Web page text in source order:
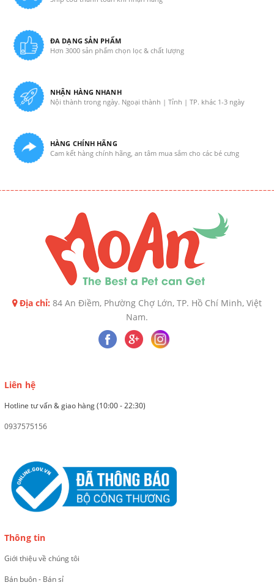
ĐA DẠNG SẢN PHẨM
Hơn 3000 sản phẩm chọn lọc & chất lượng
NHẬN HÀNG NHANH
Nội thành trong ngày. Ngoại thành | Tỉnh | TP. khác 1-3 ngày
HÀNG CHÍNH HÃNG
Cam kết hàng chính hãng, an tâm mua sắm cho các bé cưng
Địa chỉ: 84 An Điềm, Phường Chợ Lớn, TP. Hồ Chí Minh, Việt
Nam.
Liên hệ
Hotline tư vấn & giao hàng (10:00 - 22:30)
0937575156
Thông tin
Giới thiệu về chúng tôi
Bán buôn - Bán sỉ